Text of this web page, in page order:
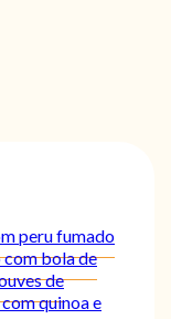
peru fumado
bola de
de
quinoa e